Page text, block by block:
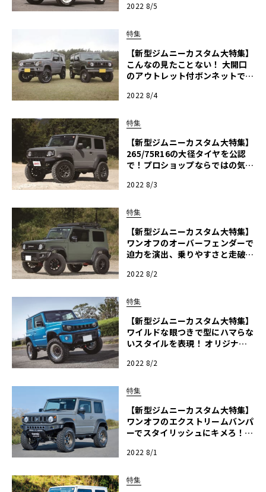
ムニーカスタム【ジムニー天国2
2022 8/5
特集
【新型ジムニーカスタム大特集】
こんなの見たことない！ 大開口
のアウトレット付ボンネットでス
ターのジムニーカスタム【ジムニ
2022 8/4
特集
【新型ジムニーカスタム大特集】
265/75R16の大径タイヤを公認
で！プロショップならではの気配
のジムニーカスタム【ジムニー天
2022 8/3
特集
【新型ジムニーカスタム大特集】
ワンオフのオーバーフェンダーで
迫力を演出、乗りやすさと走破性
ニーカスタム【ジムニー天国202
2022 8/2
特集
【新型ジムニーカスタム大特集】
ワイルドな眼つきで型にハマらな
いスタイルを表現！ オリジナル
ムニーカスタム【ジムニー天国2
2022 8/2
特集
【新型ジムニーカスタム大特集】
ワンオフのエクストリームバンパ
ーでスタイリッシュにキメろ！ T
スタム【ジムニー天国2022】
2022 8/1
特集